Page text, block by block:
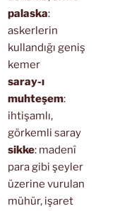
palaska:
askerlerin
kullandığı geniş
kemer
saray-ı
muhteşem:
ihtişamlı,
görkemli saray
sikke: madenî
para gibi şeyler
üzerine vurulan
mühür, işaret